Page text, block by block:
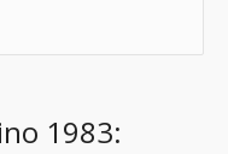
1983: